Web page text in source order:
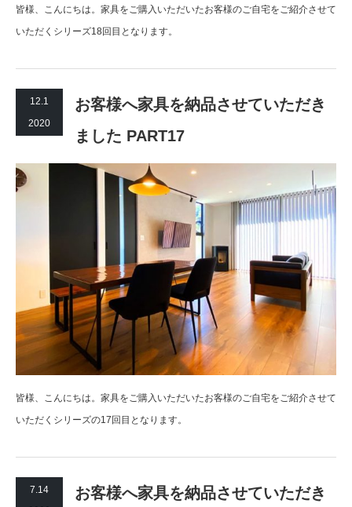
皆様、こんにちは。家具をご購入いただいたお客様のご自宅をご紹介させて
いただくシリーズ18回目となります。
12.1
2020
お客様へ家具を納品させていただき
ました PART17
皆様、こんにちは。家具をご購入いただいたお客様のご自宅をご紹介させて
いただくシリーズの17回目となります。
7.14
お客様へ家具を納品させていただき